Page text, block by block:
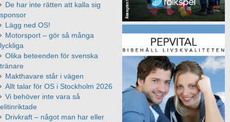
De har inte rätten att kalla sig
sponsor
Lägg ned OS!
Motorsport – gör så många
lyckliga
Olika beteenden för svenska
tränare
Makthavare står i vägen
Allt talar för OS i Stockholm 2026
Vi behöver inte vara så
elitinriktade
Drivkraft – något man har eller